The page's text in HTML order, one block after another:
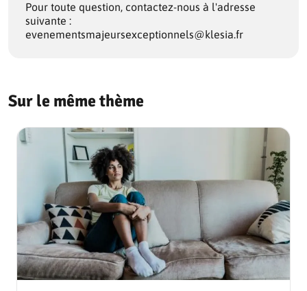
Pour toute question, contactez-nous à l'adresse
suivante :
evenementsmajeursexceptionnels@klesia.fr
Sur le même thème